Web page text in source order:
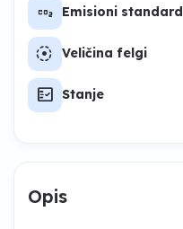
co2 Emisioni standard
filter_tilt_shift Veličina felgi
fact_check Stanje
Opis